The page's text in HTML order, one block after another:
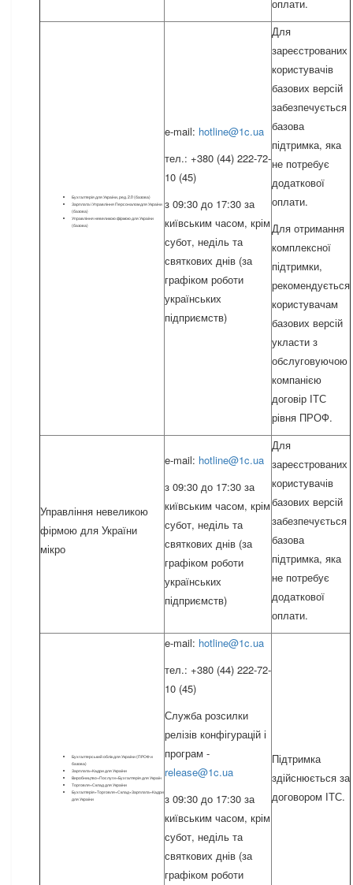
оплати.
Бухгалтерія для України, ред. 2.0 (базова)
Зарплата і Управління Персоналом для України
(базова)
Управління невеликою фірмою для України
(базова)
e-mail: hotline@1c.ua
тел.: +380 (44) 222-72-
10 (45)
з 09:30 до 17:30 за
київським часом, крім
субот, неділь та
святкових днів (за
графіком роботи
українських
підприємств)
Для
зареєстрованих
користувачів
базових версій
забезпечується
базова
підтримка, яка
не потребує
додаткової
оплати.
Для отримання
комплексної
підтримки,
рекомендується
користувачам
базових версій
укласти з
обслуговуючою
компанією
договір ІТС
рівня ПРОФ.
Управління невеликою
фірмою для України
мікро
e-mail: hotline@1c.ua
з 09:30 до 17:30 за
київським часом, крім
субот, неділь та
святкових днів (за
графіком роботи
українських
підприємств)
Для
зареєстрованих
користувачів
базових версій
забезпечується
базова
підтримка, яка
не потребує
додаткової
оплати.
Бухгалтерський облік для України (ПРОФ и
базова)
Зарплата+Кадри для України
Виробництво+Послуги+Бухгалтерія для Україн
Торговля+Склад для України
Бухгалтерія+Торговля+Склад+Зарплата+Кадри
для України
e-mail: hotline@1c.ua
тел.: +380 (44) 222-72-
10 (45)
Служба розсилки
релізів конфігурацій і
програм -
release@1c.ua
з 09:30 до 17:30 за
київським часом, крім
субот, неділь та
святкових днів (за
графіком роботи
Підтримка
здійснюється за
договором ІТС.